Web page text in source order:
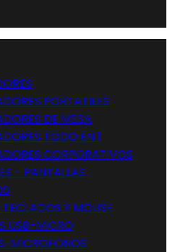
PORTATILES
DE MESA
TODO EN 1
CORPORATIVOS
- PANTALLAS
Y MOUSE
USB-MICRO
MICROFONOS